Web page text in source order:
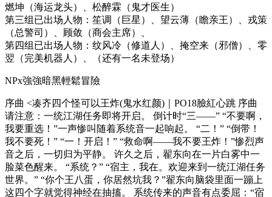
燃坤（海运龙头）、松醉霖（鬼才医生）
第三组已出场人物：笙调（巨星）、望云薄（瞻亲王）、戎策
（总警司）、顾敛（商会主席）、
第四组已出场人物：纹风冷（修道人）、掩空来（邪僧）、零
翌（完美机器人）、（还有一名未登场）
NPx強強暗黑輕鬆冒險
序曲 <凑齐四个怪可以王炸(鬼水红颜)｜PO18臉紅心跳 序曲
请注意：一统江湖任务即将开启。 倒计时“三——” “不要啊，
我要重选！”一声惨叫随着系统音一起响起。 “二！” “倒带！
我不要死！” “一！开启！” “救命啊——我不要王炸！”惨烈声
音之后，一切归为平静。 许久之后，翟东向在一片白雾中一
脸菜色醒来。 “系统？” “宿主，我在。欢迎来到一统江湖任务
世界。” “你个王八蛋，你居然坑我？”翟东向脑袋里面一蹦上
这四个字就觉得神经在抽搐。 系统传来的声音有点委屈：“宿